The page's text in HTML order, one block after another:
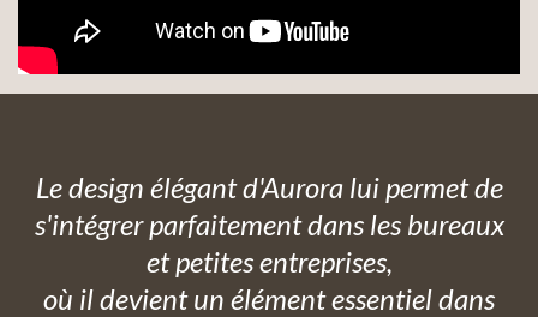
Le design élégant d'Aurora lui permet de
s'intégrer parfaitement dans les bureaux
et petites entreprises,
où il devient un élément essentiel dans